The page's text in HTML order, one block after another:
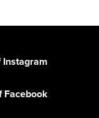
Instagram
Facebook